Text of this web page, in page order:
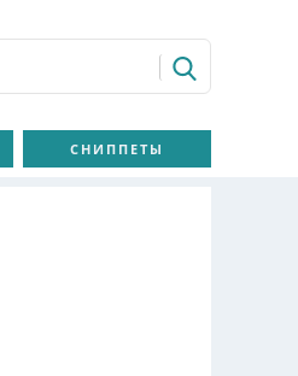
СНИППЕТЫ